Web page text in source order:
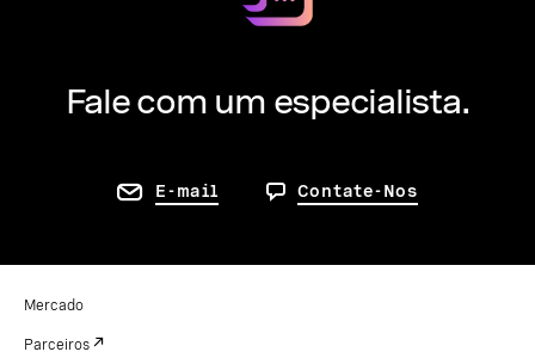
Fale com um especialista.
E-mail Contate-Nos
Mercado
Parceiros